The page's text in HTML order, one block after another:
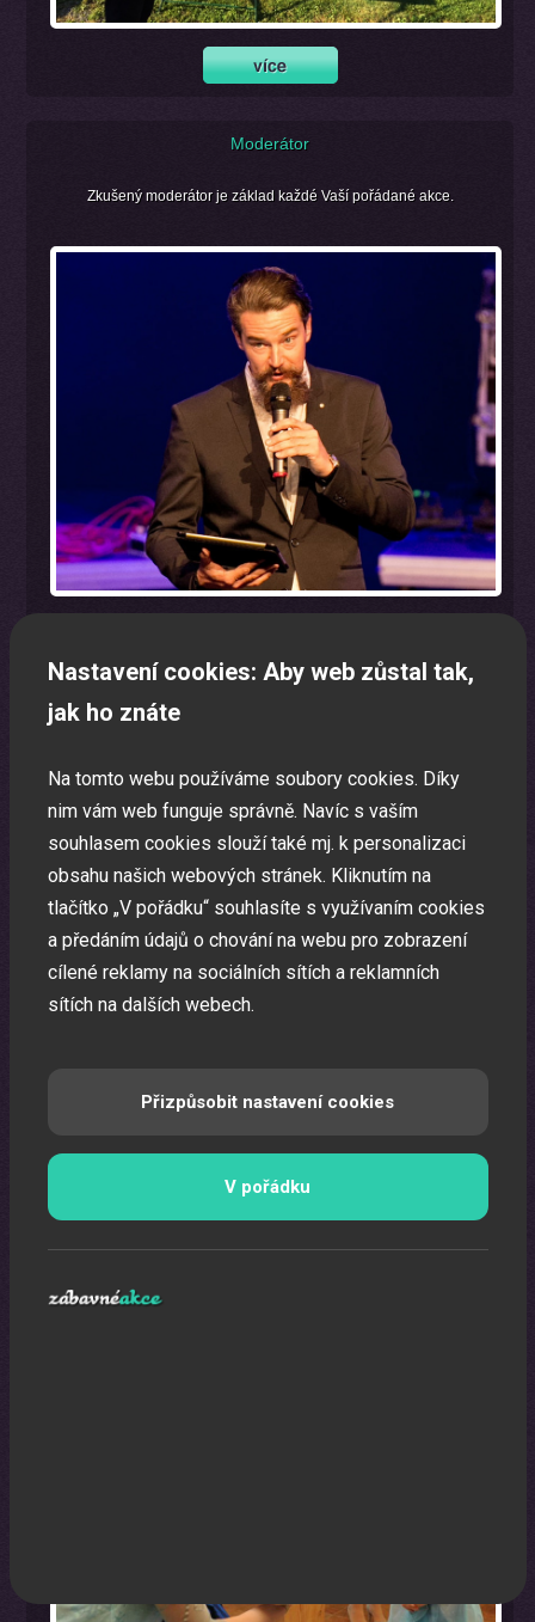
Moderátor
Zkušený moderátor je základ každé Vaší pořádané akce.
Program na firemní akci a firemní večírek na klíč
Uspořádáme pro vaše děti nezapomenutelnou oslavu.
Nastavení cookies: Aby web zůstal tak,
jak ho znáte
Na tomto webu používáme soubory cookies. Díky
nim vám web funguje správně. Navíc s vaším
souhlasem cookies slouží také mj. k personalizaci
obsahu našich webových stránek. Kliknutím na
tlačítko „V pořádku“ souhlasíte s využívaním cookies
a předáním údajů o chování na webu pro zobrazení
cílené reklamy na sociálních sítích a reklamních
sítích na dalších webech.
Přizpůsobit nastavení cookies
V pořádku